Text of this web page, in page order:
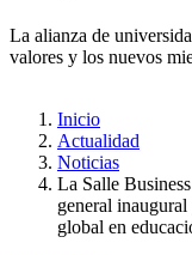
La alianza de
valores y los nuevos
Inicio
Actualidad
Noticias
La Salle
general
global en